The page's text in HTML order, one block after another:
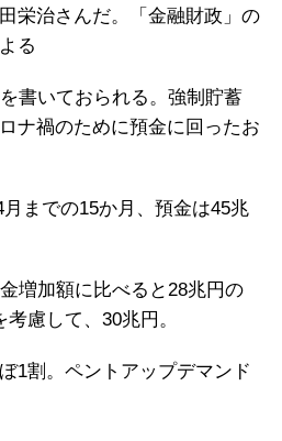
栄治さんだ。「金融財政」の
る
書いておられる。強制貯蓄
ナ禍のために預金に回ったお
までの15か月、預金は45兆
増加額に比べると28兆円の
慮して、30兆円。
1割。ペントアップデマンド